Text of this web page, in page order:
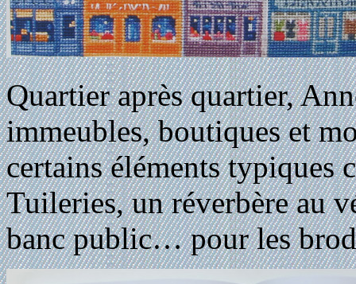
Quartier après quartier,
immeubles, boutiques et
certains éléments typiques
Tuileries, un réverbère au
banc public… pour les